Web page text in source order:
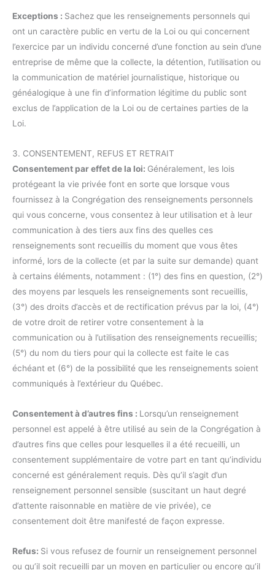
Exceptions : Sachez que les renseignements personnels qui
ont un caractère public en vertu de la Loi ou qui concernent
l’exercice par un individu concerné d’une fonction au sein d’une
entreprise de même que la collecte, la détention, l’utilisation ou
la communication de matériel journalistique, historique ou
généalogique à une fin d’information légitime du public sont
exclus de l’application de la Loi ou de certaines parties de la
Loi.
3. CONSENTEMENT, REFUS ET RETRAIT
Consentement par effet de la loi: Généralement, les lois
protégeant la vie privée font en sorte que lorsque vous
fournissez à la Congrégation des renseignements personnels
qui vous concerne, vous consentez à leur utilisation et à leur
communication à des tiers aux fins des quelles ces
renseignements sont recueillis du moment que vous êtes
informé, lors de la collecte (et par la suite sur demande) quant
à certains éléments, notamment : (1°) des fins en question, (2°)
des moyens par lesquels les renseignements sont recueillis,
(3°) des droits d’accès et de rectification prévus par la loi, (4°)
de votre droit de retirer votre consentement à la
communication ou à l’utilisation des renseignements recueillis;
(5°) du nom du tiers pour qui la collecte est faite le cas
échéant et (6°) de la possibilité que les renseignements soient
communiqués à l’extérieur du Québec.
Consentement à d’autres fins : Lorsqu’un renseignement
personnel est appelé à être utilisé au sein de la Congrégation à
d’autres fins que celles pour lesquelles il a été recueilli, un
consentement supplémentaire de votre part en tant qu’individu
concerné est généralement requis. Dès qu’il s’agit d’un
renseignement personnel sensible (suscitant un haut degré
d’attente raisonnable en matière de vie privée), ce
consentement doit être manifesté de façon expresse.
Refus: Si vous refusez de fournir un renseignement personnel
ou qu’il soit recueilli par un moyen en particulier ou encore qu’il